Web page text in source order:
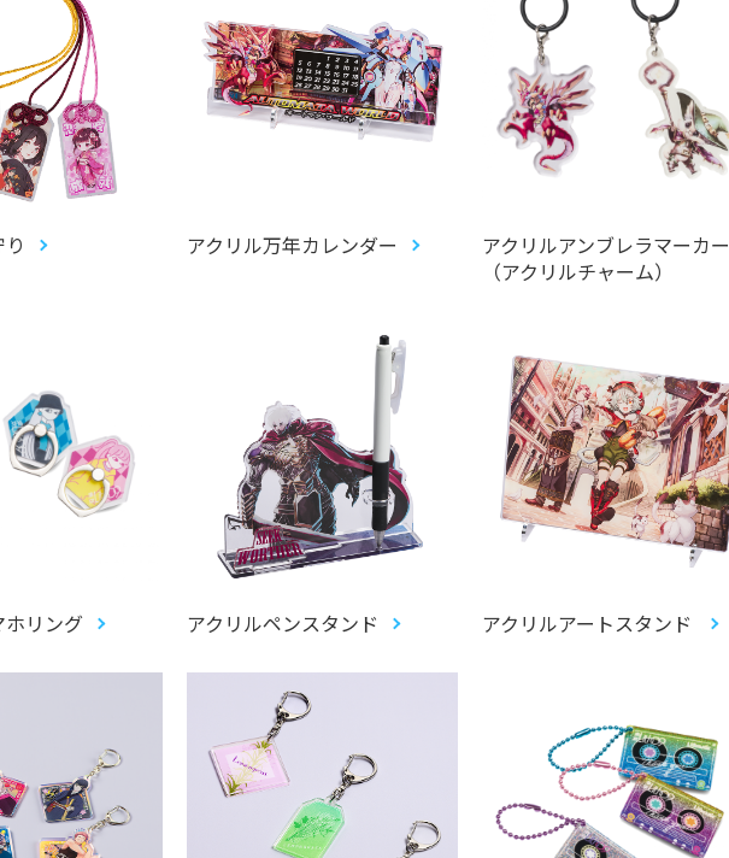
アクリル万年カレンダー
アクリルアンブレラマーカー
（アクリルチャーム）
ホリング アクリルペンスタンド アクリルアートスタンド